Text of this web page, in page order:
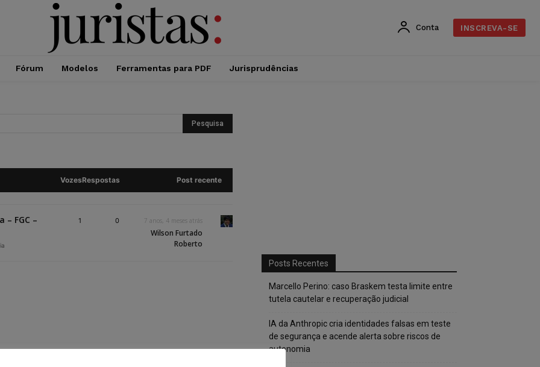
Conta INSCREVA-SE
Fórum Modelos Ferramentas para PDF Jurisprudências
VozesRespostas Post recente
– FGC –
1 0 7 anos, 4 meses atrás
Wilson Furtado
Roberto
Posts Recentes
Marcello Perino: caso Braskem testa limite entre
tutela cautelar e recuperação judicial
IA da Anthropic cria identidades falsas em teste
de segurança e acende alerta sobre riscos de
autonomia